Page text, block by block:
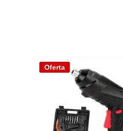
Oferta